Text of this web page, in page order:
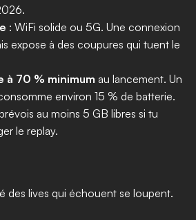
: WiFi solide ou 5G. Une connexion
expose à des coupures qui tuent le
à 70 % minimum au lancement. Un
environ 15 % de batterie.
au moins 5 GB libres si tu
le replay.
des lives qui échouent se loupent.